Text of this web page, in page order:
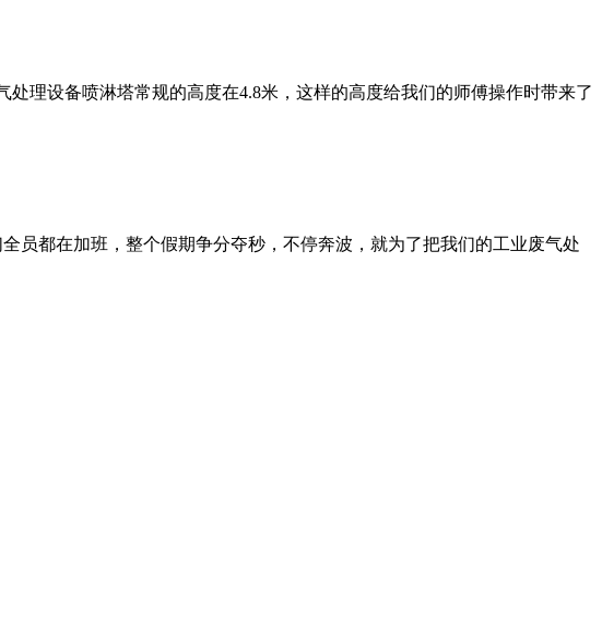
理设备喷淋塔常规的高度在4.8米，这样的高度给我们的师傅操作时带来了
员都在加班，整个假期争分夺秒，不停奔波，就为了把我们的工业废气处